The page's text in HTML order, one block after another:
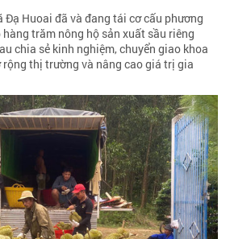
Đạ Huoai đã và đang tái cơ cấu phương
trăm nông hộ sản xuất sầu riêng
chia sẻ kinh nghiệm, chuyển giao khoa
thị trường và nâng cao giá trị gia